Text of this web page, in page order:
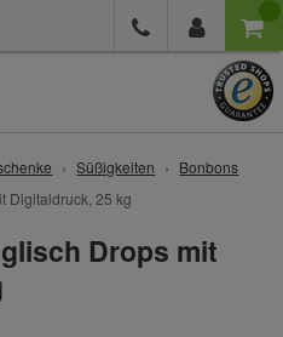
Süßigkeiten
Bonbons
Digitaldruck, 25 kg
Drops mit